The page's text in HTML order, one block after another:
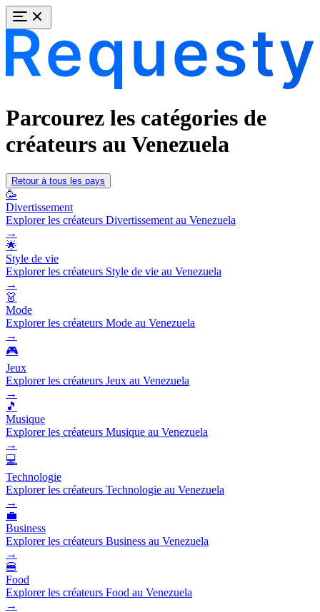
Parcourez les catégories de
créateurs au Venezuela
Retour à tous les pays
🥳
Divertissement
Explorer les créateurs Divertissement au Venezuela
→
🌟
Style de vie
Explorer les créateurs Style de vie au Venezuela
→
👗
Mode
Explorer les créateurs Mode au Venezuela
→
🎮
Jeux
Explorer les créateurs Jeux au Venezuela
→
🎵
Musique
Explorer les créateurs Musique au Venezuela
→
💻
Technologie
Explorer les créateurs Technologie au Venezuela
→
💼
Business
Explorer les créateurs Business au Venezuela
→
🍔
Food
Explorer les créateurs Food au Venezuela
→